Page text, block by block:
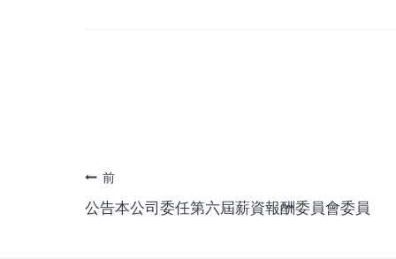
投
前
公告本公司委任第六屆薪資報酬委員會委員